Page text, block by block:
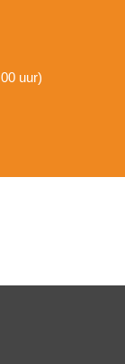
uur)